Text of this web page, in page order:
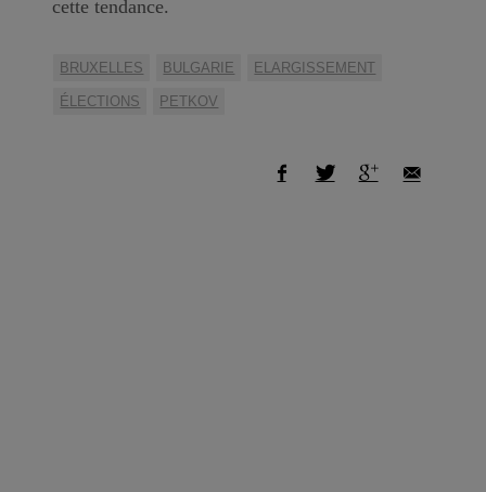
cette tendance.
BRUXELLES BULGARIE ELARGISSEMENT
ÉLECTIONS PETKOV